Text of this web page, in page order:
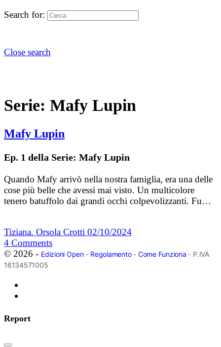
Search for:
Close search
Serie: Mafy Lupin
Mafy Lupin
Ep. 1 della Serie: Mafy Lupin
Quando Mafy arrivò nella nostra famiglia, era una delle
cose più belle che avessi mai visto. Un multicolore
tenero batuffolo dai grandi occhi colpevolizzanti. Fu…
Tiziana. Orsola Crotti 02/10/2024
4 Comments
© 2026 - Edizioni Open- Regolamento- Come Funziona - P.IVA
16134571005
Report